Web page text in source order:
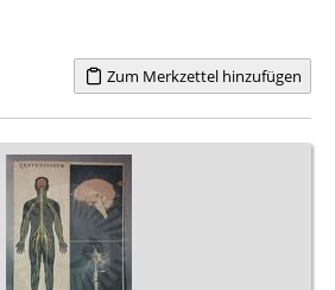
Zum Merkzettel hinzufügen